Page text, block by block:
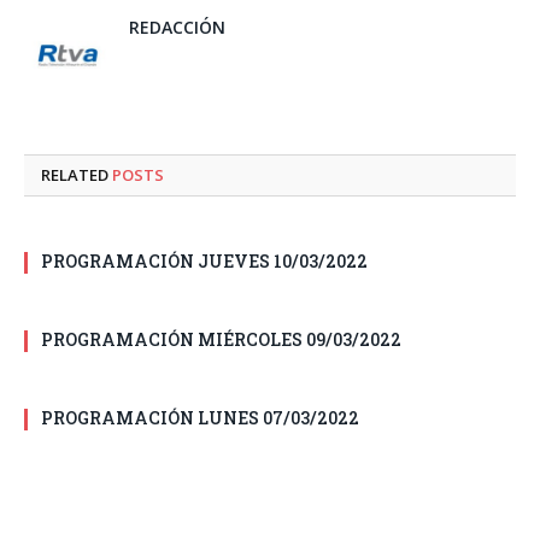
REDACCIÓN
RELATED POSTS
PROGRAMACIÓN JUEVES 10/03/2022
PROGRAMACIÓN MIÉRCOLES 09/03/2022
PROGRAMACIÓN LUNES 07/03/2022